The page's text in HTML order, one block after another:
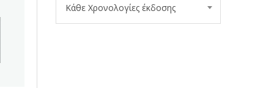
Κάθε Χρονολογίες έκδοσης